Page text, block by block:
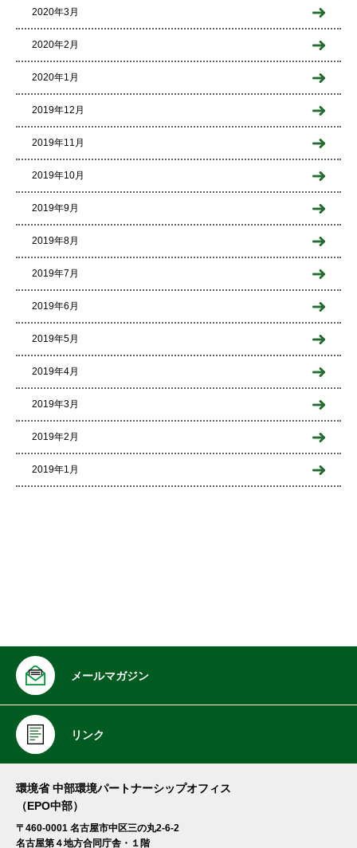
2020年3月
2020年2月
2020年1月
2019年12月
2019年11月
2019年10月
2019年9月
2019年8月
2019年7月
2019年6月
2019年5月
2019年4月
2019年3月
2019年2月
2019年1月
メールマガジン
リンク
環境省 中部環境パートナーシップオフィス
（EPO中部）
〒460-0001 名古屋市中区三の丸2-6-2
名古屋第４地方合同庁舎・１階